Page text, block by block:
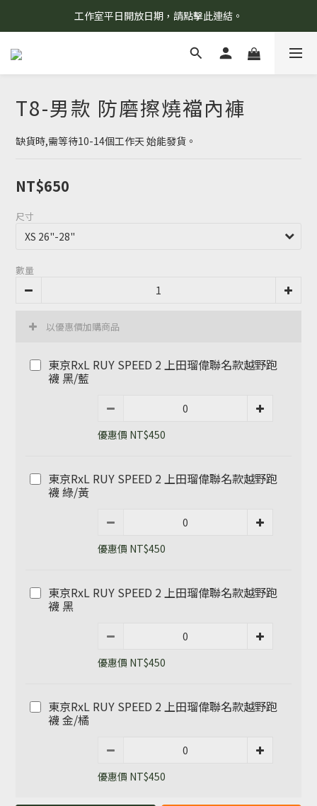
8/7 當天暫停開放工作室。請見諒！
工作室平日開放日期，請點擊此連結。
柯氏野生活推薦商品預購連結，請點此進入！
T8-男款 防磨擦燒襠內褲
缺貨時,需等待10-14個工作天 始能發貨。
NT$650
尺寸
數量
以優惠價加購商品
東京RxL RUY SPEED 2 上田瑠偉聯名款越野跑
襪 黑/藍
優惠價 NT$450
東京RxL RUY SPEED 2 上田瑠偉聯名款越野跑
襪 綠/黃
優惠價 NT$450
東京RxL RUY SPEED 2 上田瑠偉聯名款越野跑
襪 黑
優惠價 NT$450
東京RxL RUY SPEED 2 上田瑠偉聯名款越野跑
襪 金/橘
優惠價 NT$450